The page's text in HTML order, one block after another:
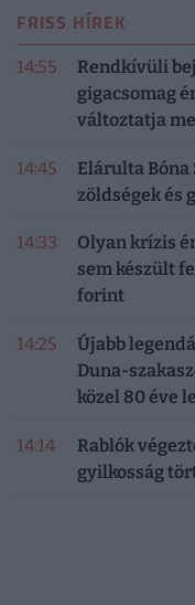
FRISS HÍREK
14:55
Rendkívüli
gigacsomag
változtatja
14:45
Elárulta Bóna
zöldségek és
14:33
Olyan krízis
sem készült
forint
14:25
Újabb
Duna-
közel 80 éve
14:14
Rablók
gyilkosság